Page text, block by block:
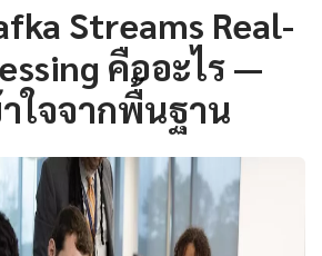
Streams Real-
คืออะไร —
ใจจากพื้นฐาน